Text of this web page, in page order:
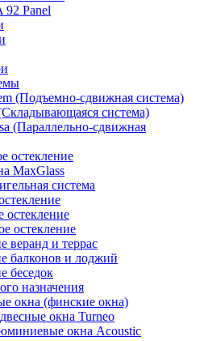
92 Panel
(Подъемно-сдвижная система)
система)
(Параллельно-сдвижная
остекление
MaxGlass
система
остекление
остекление
веранд и террас
балконов и лоджий
беседок
назначения
окна (финские окна)
окна Turneo
окна Acoustic